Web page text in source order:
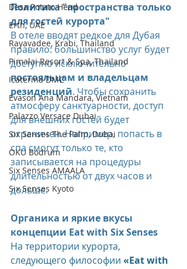
Desa Potato Head
Erth, UAE
Rayavadee, Krabi, Thailand
Pimalai Resort & Spa, Thailand
Icaterina DMC
Evason Ana Mandara, Vietnam
Palazzo Versace Dubai
Six Senses The Palm, Dubai
OKU Bodrum
Six Senses AMAALA
Six Senses Kyoto
Политика "пространства только
для гостей курорта"
В отеле вводят редкое для Дубая
правило: большинство услуг будет
доступно исключительно
постояльцам и владельцам
резиденций. Чтобы сохранить
атмосферу санктуарности, доступ
для внешних гостей будет
ограничен. Например, попасть в
спа смогут только те, кто
записывается на процедуры
длительностью от двух часов и
дольше.
Органика и яркие вкусы
концепции Eat with Six Senses
На территории курорта,
следующего философии «Eat with